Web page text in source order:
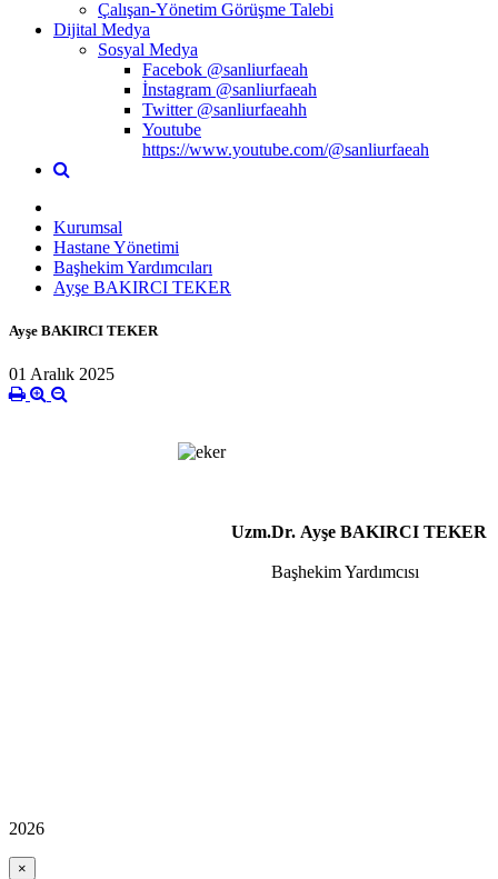
Çalışan-Yönetim Görüşme Talebi
Dijital Medya
Sosyal Medya
Facebok @sanliurfaeah
İnstagram @sanliurfaeah
Twitter @sanliurfaeahh
Youtube
https://www.youtube.com/@sanliurfaeah
Kurumsal
Hastane Yönetimi
Başhekim Yardımcıları
Ayşe BAKIRCI TEKER
Ayşe BAKIRCI TEKER
01 Aralık 2025
Uzm.Dr. Ayşe BAKIRCI TEKER
Başhekim Yardımcısı
2026
×